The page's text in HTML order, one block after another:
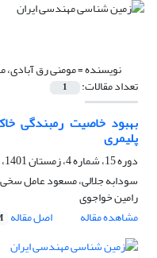
نویسنده =مومنی رق آبادی،
تعداد مقالات: 1
بهبود خاصیت رمبندگی
پلیمری
دوره 15، شماره 4، زمستان 1401، صفحه
سودابه جلالی، مسعود عامل
رامین خواجوی
مشاهده مقاله
اصل مقاله